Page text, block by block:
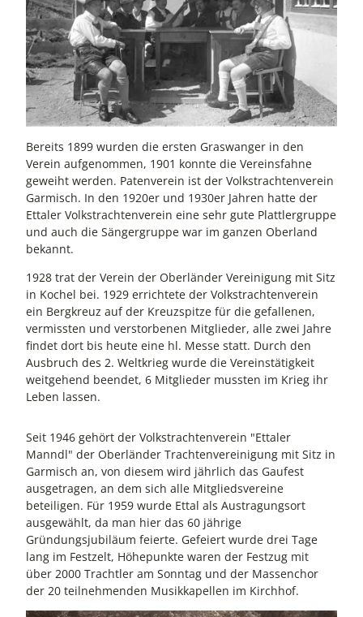
Bereits 1899 wurden die ersten Graswanger in den
Verein aufgenommen, 1901 konnte die Vereinsfahne
geweiht werden. Patenverein ist der Volkstrachtenverein
Garmisch. In den 1920er und 1930er Jahren hatte der
Ettaler Volkstrachtenverein eine sehr gute Plattlergruppe
und auch die Sängergruppe war im ganzen Oberland
bekannt.
1928 trat der Verein der Oberländer Vereinigung mit Sitz
in Kochel bei. 1929 errichtete der Volkstrachtenverein
ein Bergkreuz auf der Kreuzspitze für die gefallenen,
vermissten und verstorbenen Mitglieder, alle zwei Jahre
findet dort bis heute eine hl. Messe statt. Durch den
Ausbruch des 2. Weltkrieg wurde die Vereinstätigkeit
weitgehend beendet, 6 Mitglieder mussten im Krieg ihr
Leben lassen.
Seit 1946 gehört der Volkstrachtenverein "Ettaler
Manndl" der Oberländer Trachtenvereinigung mit Sitz in
Garmisch an, von diesem wird jährlich das Gaufest
ausgetragen, an dem sich alle Mitgliedsvereine
beteiligen. Für 1959 wurde Ettal als Austragungsort
ausgewählt, da man hier das 60 jährige
Gründungsjubiläum feierte. Gefeiert wurde drei Tage
lang im Festzelt, Höhepunkte waren der Festzug mit
über 2000 Trachtler am Sonntag und der Massenchor
der 20 teilnehmenden Musikkapellen im Kirchhof.